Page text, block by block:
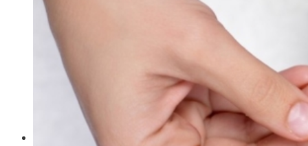
Сыворотки для лица
Тонеры для лица
Косметика для волос
Косметика для глаз
Эссенции
Акции и скидки